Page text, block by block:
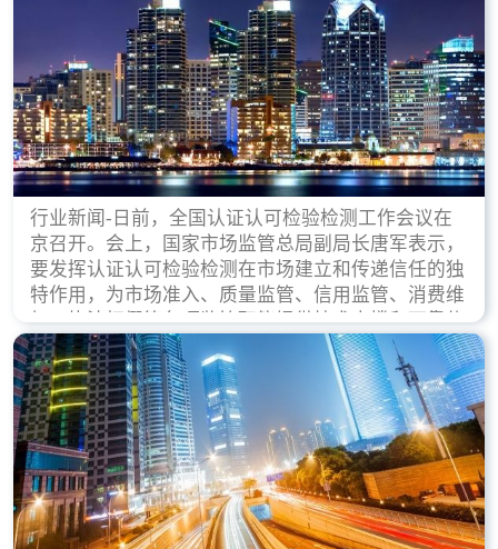
行业新闻-日前，全国认证认可检验检测工作会议在
京召开。会上，国家市场监管总局副局长唐军表示，
要发挥认证认可检验检测在市场建立和传递信任的独
特作用，为市场准入、质量监管、信用监管、消费维
权、执法打假等各项监管职能提供技术支撑和可靠依
据。